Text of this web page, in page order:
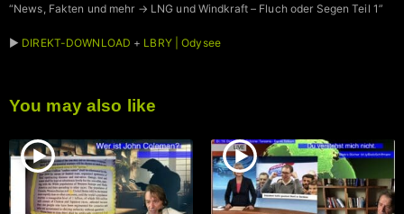
“News, Fakten und mehr → LNG und Windkraft – Fluch oder Segen Teil 1”
► DIREKT-DOWNLOAD + LBRY | Odysee
You may also like